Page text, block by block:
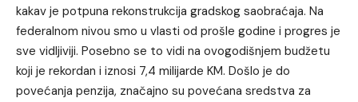
kakav je potpuna rekonstrukcija gradskog saobraćaja. Na
federalnom nivou smo u vlasti od prošle godine i progres je
sve vidljiviji. Posebno se to vidi na ovogodišnjem budžetu
koji je rekordan i iznosi 7,4 milijarde KM. Došlo je do
povećanja penzija, značajno su povećana sredstva za